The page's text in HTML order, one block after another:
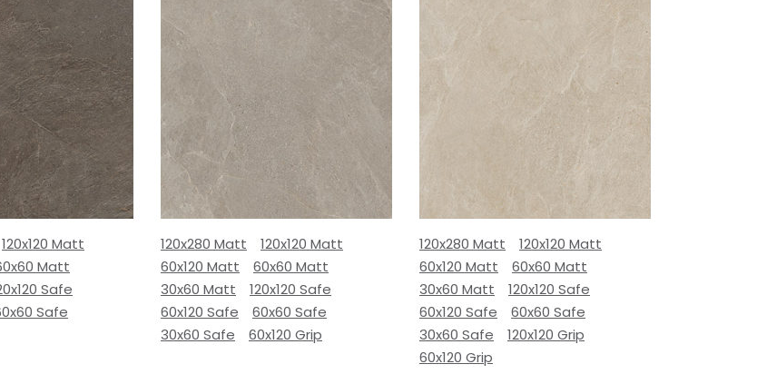
120x120 Matt
Matt
Safe
Safe
120x280 Matt
120x120 Matt
60x120 Matt
60x60 Matt
30x60 Matt
120x120 Safe
60x120 Safe
60x60 Safe
30x60 Safe
60x120 Grip
120x280 Matt
120x120 Matt
60x120 Matt
60x60 Matt
30x60 Matt
120x120 Safe
60x120 Safe
60x60 Safe
30x60 Safe
120x120 Grip
60x120 Grip